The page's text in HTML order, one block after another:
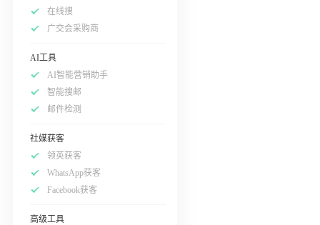
在线搜
广交会采购商
AI工具
AI智能营销助手
智能搜邮
邮件检测
社媒获客
领英获客
WhatsApp获客
Facebook获客
高级工具